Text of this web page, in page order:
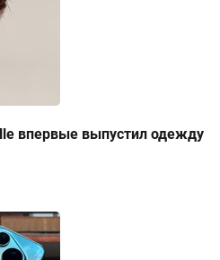
впервые выпустил одежду